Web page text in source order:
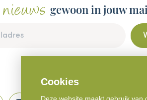
Cookies
nieuws gewoon in jouw